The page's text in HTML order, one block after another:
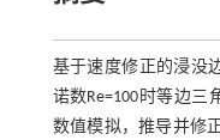
基于速度修正的浸没
诺数Re=100时等边三
数值模拟，推导并修